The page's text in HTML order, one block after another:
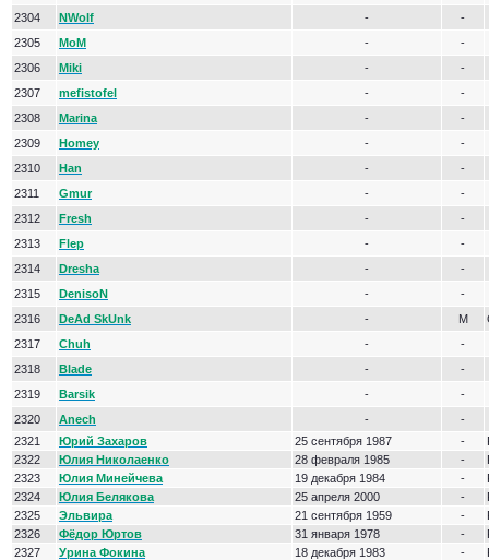
2304
NWolf -
-
2305
MoM -
-
2306
Miki -
-
2307
mefistofel -
-
2308
Marina -
-
2309
Homey -
-
2310
Han -
-
2311
Gmur -
-
2312
Fresh -
-
2313
Flep -
-
2314
Dresha -
-
2315
DenisoN -
-
2316
DeAd SkUnk - М
2317
Chuh -
-
2318
Blade -
-
2319
Barsik -
-
2320
Anech -
-
2321
Юрий Захаров 25 сентября 1987 -
2322
Юлия Николаенко 28 февраля 1985 -
2323
Юлия Минейчева 19 декабря 1984 -
2324
Юлия Белякова 25 апреля 2000 -
2325
Эльвира 21 сентября 1959 -
2326
Фёдор Юртов 31 января 1978 -
2327
Урина Фокина 18 декабря 1983 -